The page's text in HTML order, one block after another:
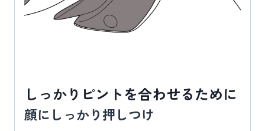
しっかりピントを合わせるために
顔にしっかり押しつけ